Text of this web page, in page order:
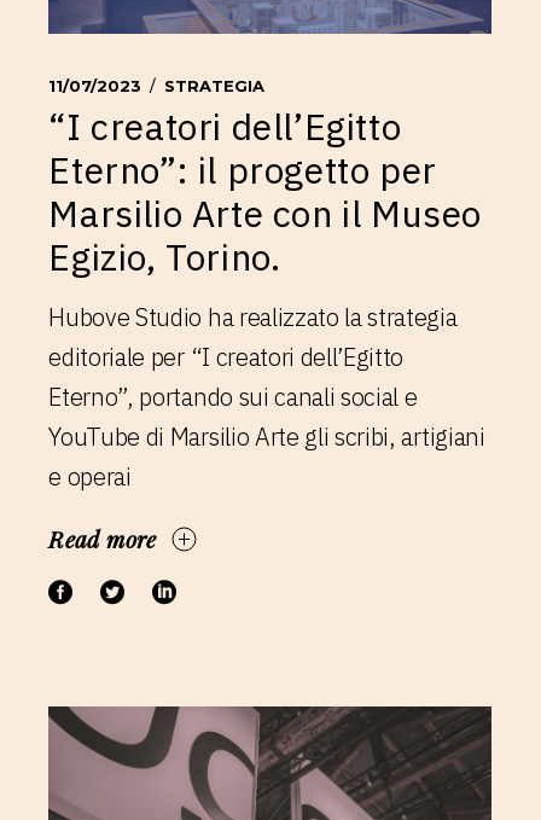
11/07/2023 STRATEGIA
“I creatori dell’Egitto
Eterno”: il progetto per
Marsilio Arte con il Museo
Egizio, Torino.
Hubove Studio ha realizzato la strategia
editoriale per “I creatori dell’Egitto
Eterno”, portando sui canali social e
YouTube di Marsilio Arte gli scribi, artigiani
e operai
Read more